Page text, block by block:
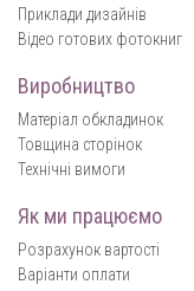
Приклади дизайнів
Відео готових фотокниг
Виробництво
Матеріал обкладинок
Товщина сторінок
Технічні вимоги
Як ми працюємо
Розрахунок вартості
Варіанти оплати